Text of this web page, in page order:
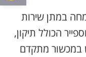
במתן שירות
הכולל תיקון,
במכשור מתקדם